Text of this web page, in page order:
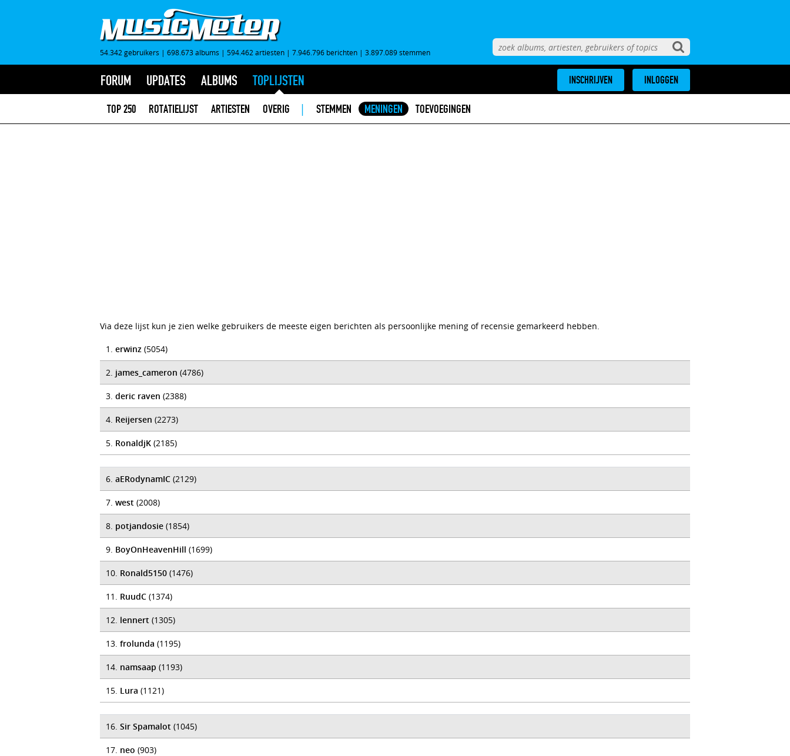
54.342 gebruikers | 698.673 albums | 594.462 artiesten | 7.946.796 berichten | 3.897.089 stemmen
FORUM UPDATES ALBUMS TOPLIJSTEN
TOP 250 ROTATIELIJST ARTIESTEN OVERIG | STEMMEN MENINGEN TOEVOEGINGEN
INSCHRIJVEN INLOGGEN
Via deze lijst kun je zien welke gebruikers de meeste eigen berichten als persoonlijke mening of recensie gemarkeerd hebben.
1. erwinz (5054)
2. james_cameron (4786)
3. deric raven (2388)
4. Reijersen (2273)
5. RonaldjK (2185)
6. aERodynamIC (2129)
7. west (2008)
8. potjandosie (1854)
9. BoyOnHeavenHill (1699)
10. Ronald5150 (1476)
11. RuudC (1374)
12. lennert (1305)
13. frolunda (1195)
14. namsaap (1193)
15. Lura (1121)
16. Sir Spamalot (1045)
17. neo (903)